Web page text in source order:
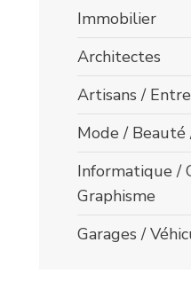
Immobilier
Architectes
Artisans /
Mode / Beauté
Informatique /
Graphisme
Garages /